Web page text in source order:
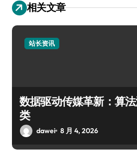
相关文章
站长资讯
数据驱动传媒革新：算
类
dawei 8 月 4, 2026